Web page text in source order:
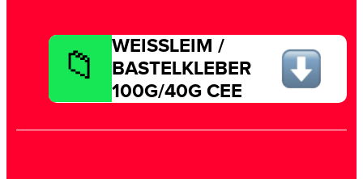
WEISSLEIM /
BASTELKLEBER
100G/40G CEE